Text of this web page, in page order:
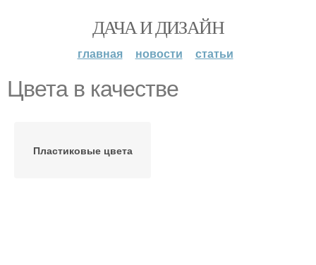
ДАЧА И ДИЗАЙН
главная новости статьи
Цвета в качестве
Пластиковые цвета